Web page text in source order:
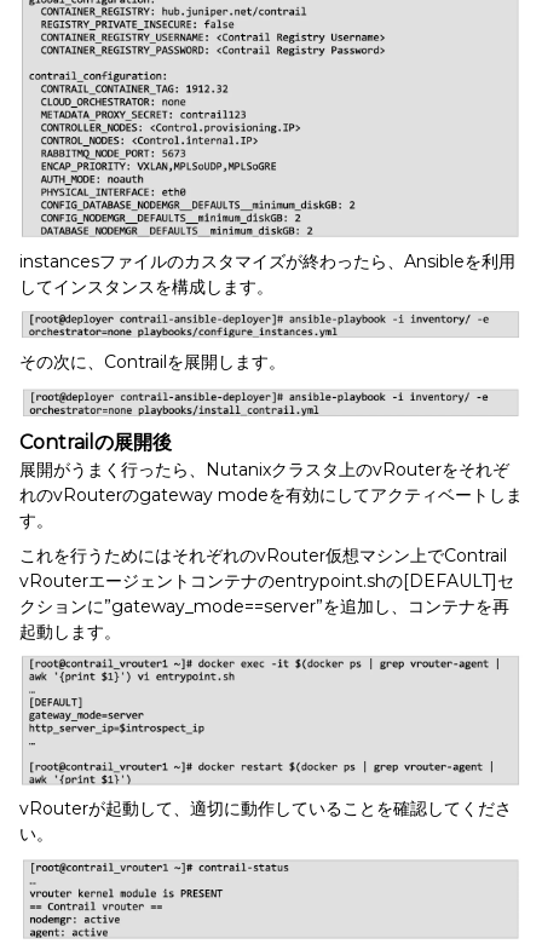
instancesファイルのカスタマイズが終わったら、Ansibleを利用
してインスタンスを構成します。
その次に、Contrailを展開します。
Contrailの展開後
展開がうまく行ったら、Nutanixクラスタ上のvRouterをそれぞ
れのvRouterのgateway modeを有効にしてアクティベートしま
す。
これを行うためにはそれぞれのvRouter仮想マシン上でContrail
vRouterエージェントコンテナのentrypoint.shの[DEFAULT]セ
クションに”gateway_mode==server”を追加し、コンテナを再
起動します。
vRouterが起動して、適切に動作していることを確認してくださ
い。